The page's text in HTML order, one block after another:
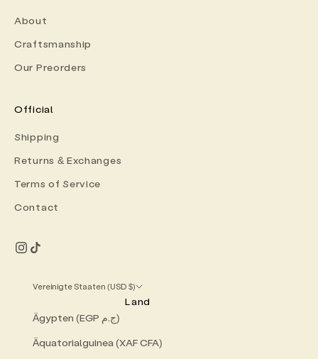
About
Craftsmanship
Our Preorders
Official
Shipping
Returns & Exchanges
Terms of Service
Contact
Vereinigte Staaten (USD $)
Land
Ägypten (EGP ج.م)
Äquatorialguinea (XAF CFA)